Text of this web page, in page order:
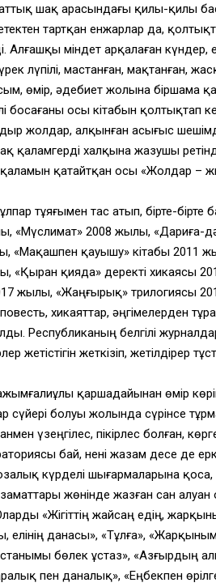
шақ арасындағы қилы-қилы
тартқан енжарлар да,
Алғашқы міндет арқалаған күндер,
лүпілі, мастанған, мақтанған,
өмір, әдебиет жолына біршама
босағаны осы кітабын
жолдар, алқынған асығыс
қаламгерді халқына жазушы
қатайтқан осы «Жолдар –
тұяғымен тас атып, бірте-
«Мүслимат» 2008 жылы, «Дариға-
«Мақашпен қауышу» кітабы 2011
«Қыран қияда» деректі хикаясы
жылы, «Жаңғырық» трилогиясы
хикаяттар, әңгімелерден
Республиканың белгілі
жетістігін жеткізіп, жетілдірер
қаршадайынан өмір
сүйері болуы жолында сүрінсе
үзеңгілес, пікірлес болған,
бай, нені жазам десе де
күрделі шығармаларына
жөнінде жазған сан алуан
«Жігіттің жайсаң едің,
елінің данасы», «Тұлға»,
бөлек ұстаз», «Азғырдың
пен даналық», «Еңбекпен